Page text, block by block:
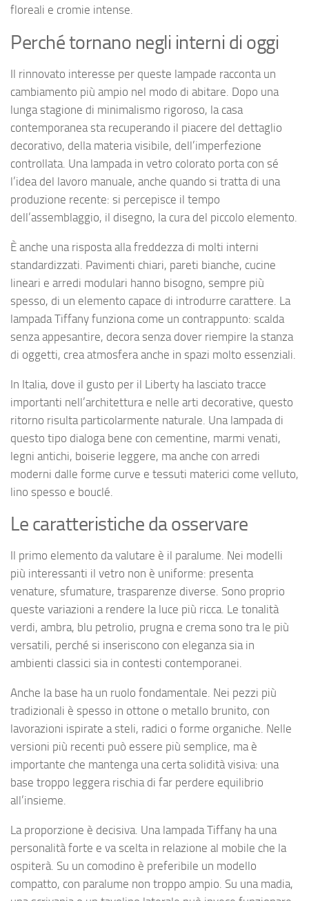
floreali e cromie intense.
Perché tornano negli interni di oggi
Il rinnovato interesse per queste lampade racconta un
cambiamento più ampio nel modo di abitare. Dopo una
lunga stagione di minimalismo rigoroso, la casa
contemporanea sta recuperando il piacere del dettaglio
decorativo, della materia visibile, dell’imperfezione
controllata. Una lampada in vetro colorato porta con sé
l’idea del lavoro manuale, anche quando si tratta di una
produzione recente: si percepisce il tempo
dell’assemblaggio, il disegno, la cura del piccolo elemento.
È anche una risposta alla freddezza di molti interni
standardizzati. Pavimenti chiari, pareti bianche, cucine
lineari e arredi modulari hanno bisogno, sempre più
spesso, di un elemento capace di introdurre carattere. La
lampada Tiffany funziona come un contrappunto: scalda
senza appesantire, decora senza dover riempire la stanza
di oggetti, crea atmosfera anche in spazi molto essenziali.
In Italia, dove il gusto per il Liberty ha lasciato tracce
importanti nell’architettura e nelle arti decorative, questo
ritorno risulta particolarmente naturale. Una lampada di
questo tipo dialoga bene con cementine, marmi venati,
legni antichi, boiserie leggere, ma anche con arredi
moderni dalle forme curve e tessuti materici come velluto,
lino spesso e bouclé.
Le caratteristiche da osservare
Il primo elemento da valutare è il paralume. Nei modelli
più interessanti il vetro non è uniforme: presenta
venature, sfumature, trasparenze diverse. Sono proprio
queste variazioni a rendere la luce più ricca. Le tonalità
verdi, ambra, blu petrolio, prugna e crema sono tra le più
versatili, perché si inseriscono con eleganza sia in
ambienti classici sia in contesti contemporanei.
Anche la base ha un ruolo fondamentale. Nei pezzi più
tradizionali è spesso in ottone o metallo brunito, con
lavorazioni ispirate a steli, radici o forme organiche. Nelle
versioni più recenti può essere più semplice, ma è
importante che mantenga una certa solidità visiva: una
base troppo leggera rischia di far perdere equilibrio
all’insieme.
La proporzione è decisiva. Una lampada Tiffany ha una
personalità forte e va scelta in relazione al mobile che la
ospiterà. Su un comodino è preferibile un modello
compatto, con paralume non troppo ampio. Su una madia,